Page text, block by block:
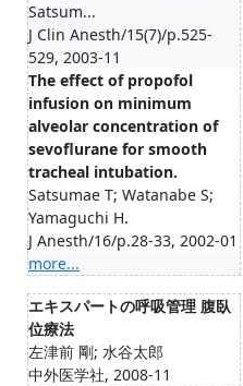
Satsum...
J Clin Anesth/15(7)/p.525-
529, 2003-11
The effect of propofol
infusion on minimum
alveolar concentration of
sevoflurane for smooth
tracheal intubation.
Satsumae T; Watanabe S;
Yamaguchi H.
J Anesth/16/p.28-33, 2002-01
more...
エキスパートの呼吸管理 腹臥
位療法
左津前 剛; 水谷太郎
中外医学社, 2008-11